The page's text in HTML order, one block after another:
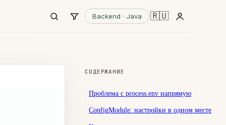
Backend · Java 🇷🇺
СОДЕРЖАНИЕ
Проблема с process.env напрямую
ConfigModule: настройки в одном месте